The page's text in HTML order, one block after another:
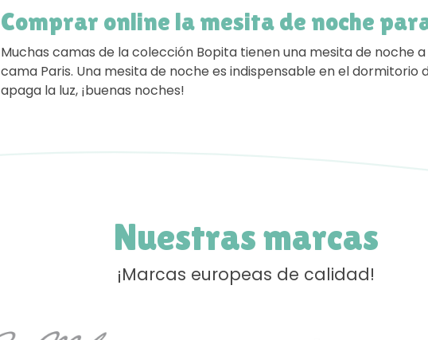
Comprar online la mesita de noche
Muchas camas de la colección Bopita tienen una mesita de noche
cama Paris. Una mesita de noche es indispensable en el dormitorio
apaga la luz, ¡buenas noches!
Nuestras marcas
¡Marcas europeas de calidad!